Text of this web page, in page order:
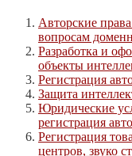
Авторские
вопросам
Разработка и
объекты
Регистрация
Защита
Юридические
регистрация
Регистрация
центров, звуко